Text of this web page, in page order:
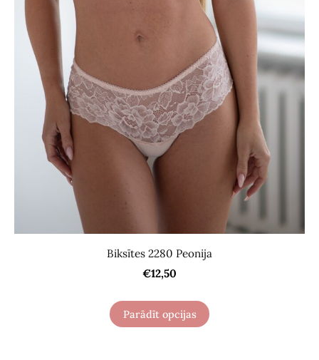
Biksītes 2280 Peonija
€12,50
Parādīt opcijas